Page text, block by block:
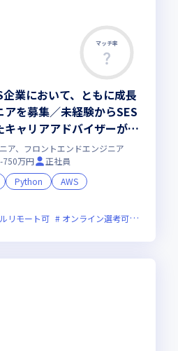
マッチ率
業において、ともに成長
アを募集／未経験からSES
ャリアアドバイザーが次
導きます
ア、フロントエンドエンジニア
750万円
正社員
Python
AWS
リモート可 オンライン選考可